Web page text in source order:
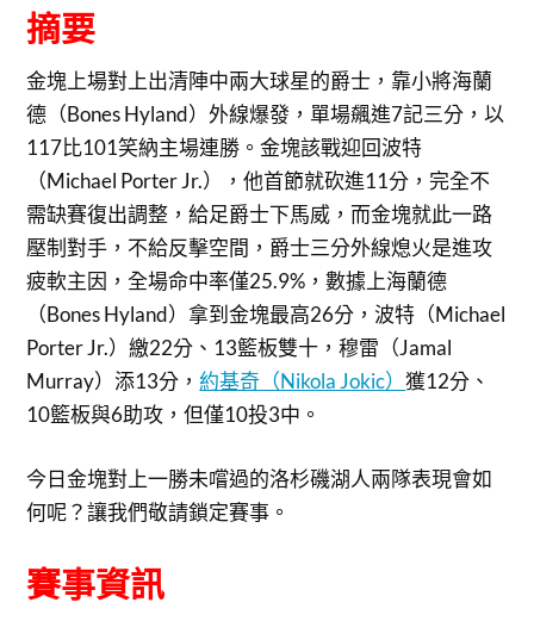
摘要
金塊上場對上出清陣中兩大球星的爵士，靠小將海蘭
德（Bones Hyland）外線爆發，單場飆進7記三分，以
117比101笑納主場連勝。金塊該戰迎回波特
（Michael Porter Jr.），他首節就砍進11分，完全不
需缺賽復出調整，給足爵士下馬威，而金塊就此一路
壓制對手，不給反擊空間，爵士三分外線熄火是進攻
疲軟主因，全場命中率僅25.9%，數據上海蘭德
（Bones Hyland）拿到金塊最高26分，波特（Michael
Porter Jr.）繳22分、13籃板雙十，穆雷（Jamal
Murray）添13分，約基奇（Nikola Jokic）獲12分、
10籃板與6助攻，但僅10投3中。
今日金塊對上一勝未嚐過的洛杉磯湖人兩隊表現會如
何呢？讓我們敬請鎖定賽事。
賽事資訊